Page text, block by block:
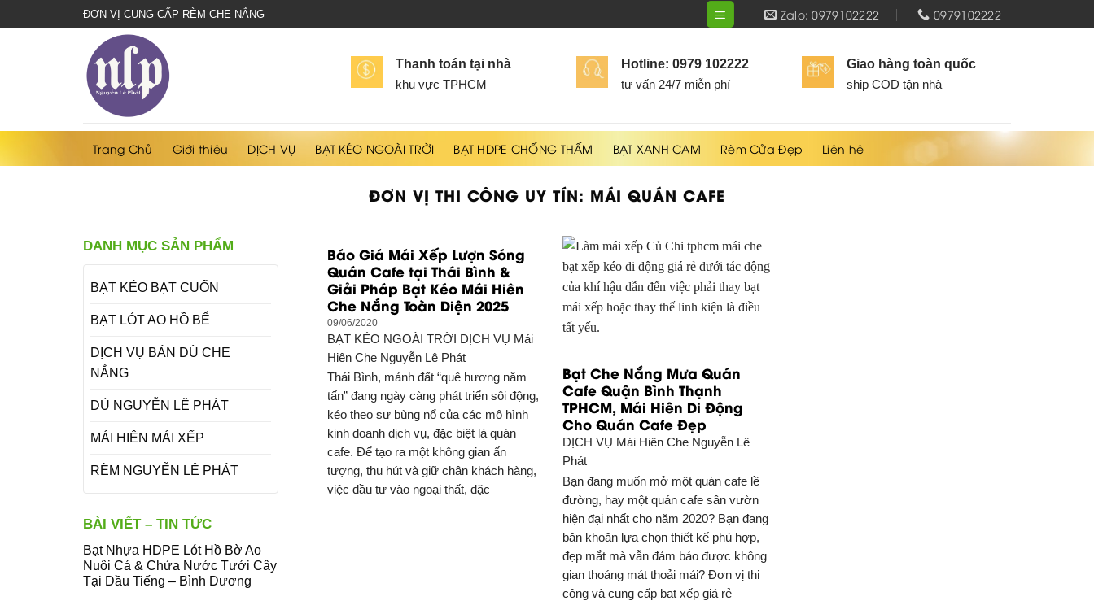
che
ĐƠN VỊ CUNG CẤP RÈM CHE NẮNG Zalo: 0979102222 0979102222
Thanh toán tại nhà
khu vực TPHCM
Hotline: 0979 102222
tư vấn 24/7 miễn phí
Giao hàng toàn quốc
ship COD tận nhà
Trang Chủ Giới thiệu DỊCH VỤ BẠT KÉO NGOÀI TRỜI BẠT HDPE CHỐNG THẤM BẠT XANH CAM Rèm Cửa Đẹp Liên hệ
ĐƠN VỊ THI CÔNG UY TÍN: MÁI QUÁN CAFE
DANH MỤC SẢN PHẨM
BẠT KÉO BẠT CUỐN
BẠT LÓT AO HỒ BỂ
DỊCH VỤ BÁN DÙ CHE
NẮNG
DÙ NGUYỄN LÊ PHÁT
MÁI HIÊN MÁI XẾP
RÈM NGUYỄN LÊ PHÁT
BÀI VIẾT – TIN TỨC
Bạt Nhựa HDPE Lót Hồ Bờ Ao
Nuôi Cá & Chứa Nước Tưới Cây
Tại Dầu Tiếng – Bình Dương
Báo Giá Mái Xếp Lượn Sóng
Quán Cafe tại Thái Bình &
Giải Pháp Bạt Kéo Mái Hiên
Che Nắng Toàn Diện 2025
09/06/2020
BẠT KÉO NGOÀI TRỜI DỊCH VỤ Mái
Hiên Che Nguyễn Lê Phát
Thái Bình, mảnh đất “quê hương năm
tấn” đang ngày càng phát triển sôi động,
kéo theo sự bùng nổ của các mô hình
kinh doanh dịch vụ, đặc biệt là quán
cafe. Để tạo ra một không gian ấn
tượng, thu hút và giữ chân khách hàng,
việc đầu tư vào ngoại thất, đặc
Bạt Che Nắng Mưa Quán
Cafe Quận Bình Thạnh
TPHCM, Mái Hiên Di Động
Cho Quán Cafe Đẹp
DỊCH VỤ Mái Hiên Che Nguyễn Lê
Phát
Bạn đang muốn mở một quán cafe lề
đường, hay một quán cafe sân vườn
hiện đại nhất cho năm 2020? Bạn đang
băn khoăn lựa chọn thiết kế phù hợp,
đẹp mắt mà vẫn đảm bảo được không
gian thoáng mát thoải mái? Đơn vị thi
công và cung cấp bạt xếp giá rẻ